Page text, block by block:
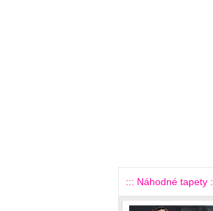
::: Náhodné tapety